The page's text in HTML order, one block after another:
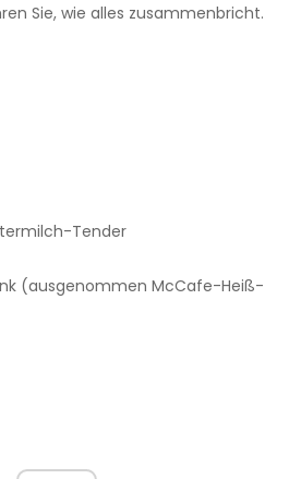
Sie, wie alles zusammenbricht.
Tender
(ausgenommen McCafe-Heiß-